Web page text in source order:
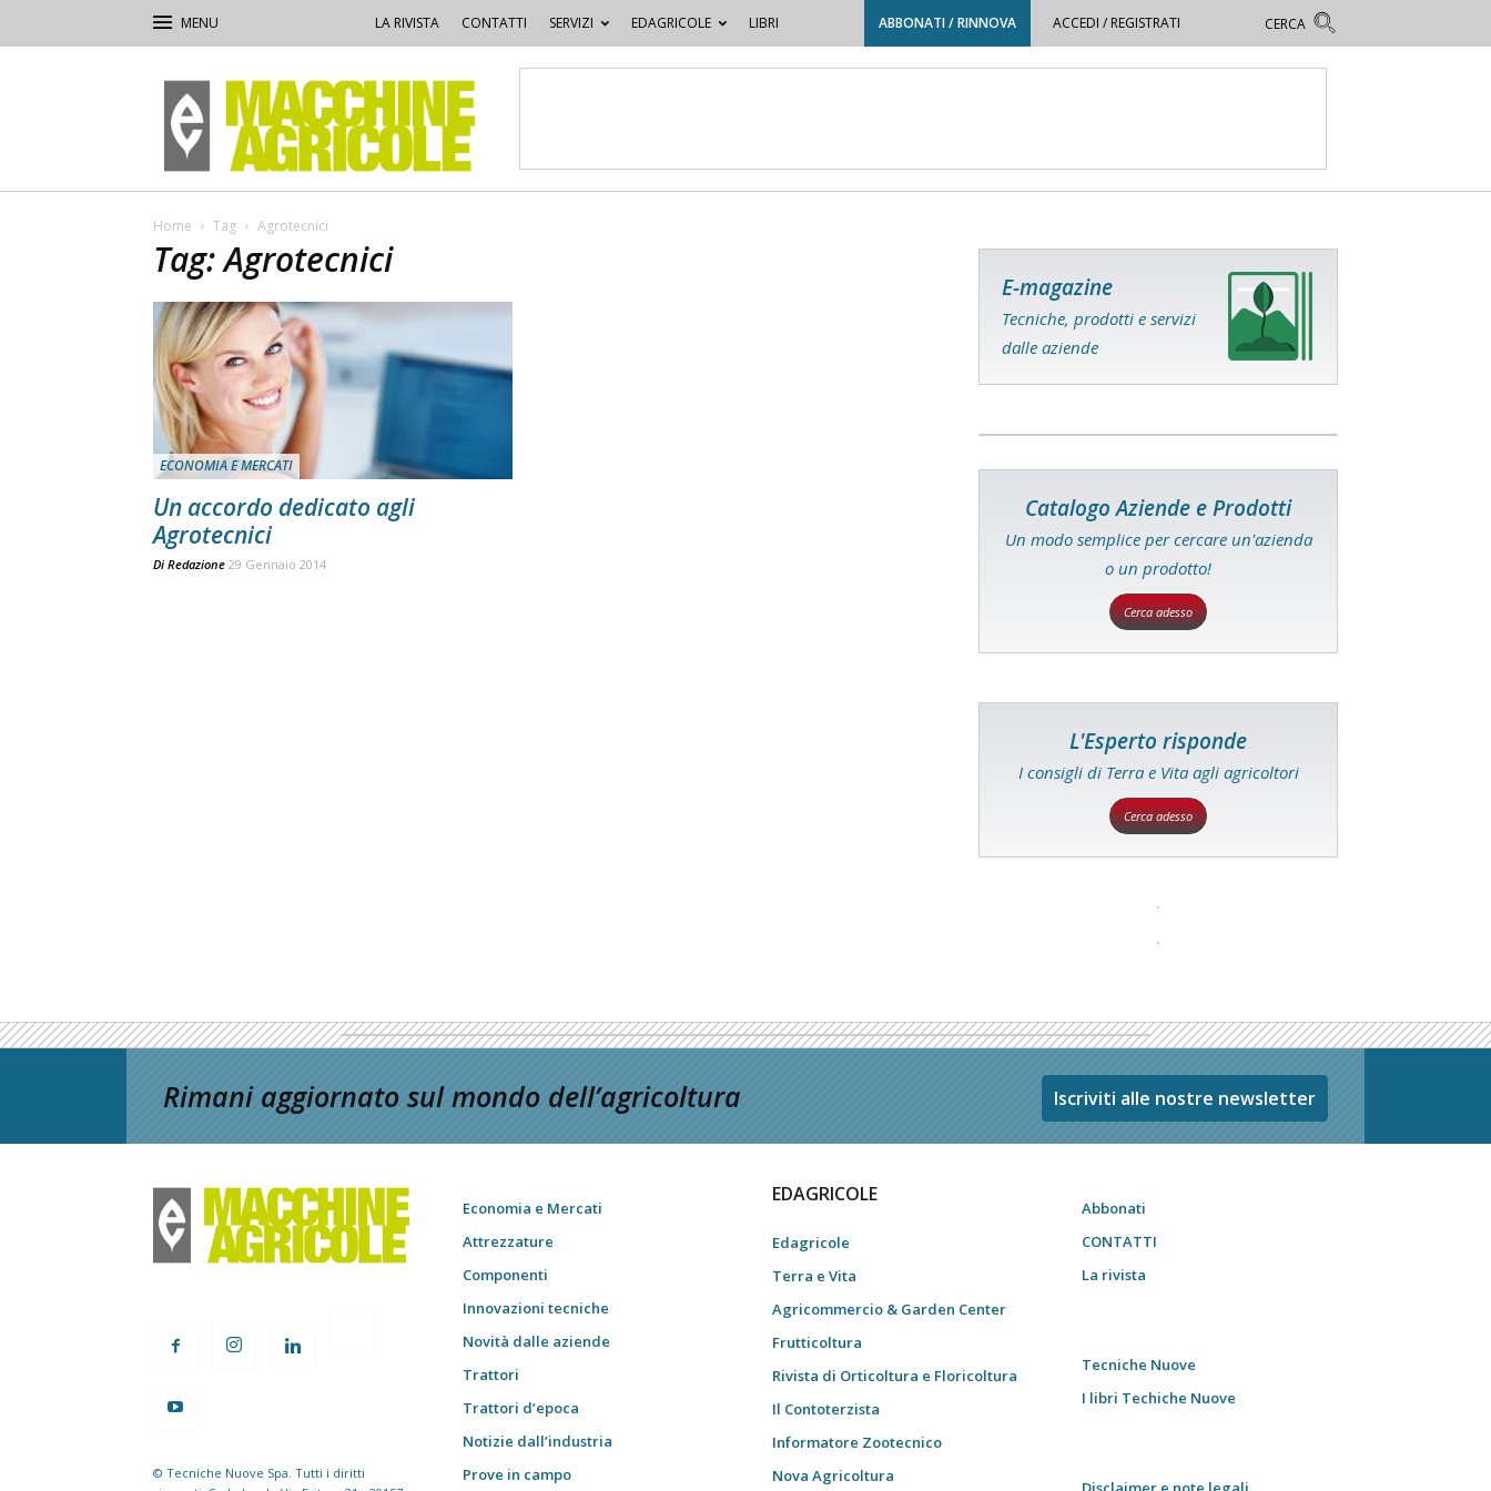
LA RIVISTA CONTATTI SERVIZI EDAGRICOLE LIBRI ABBONATI / RINNOVA ACCEDI / REGISTRATI
Macchine
Agricole
Home Tag Agrotecnici
Tag: Agrotecnici
ECONOMIA E MERCATI
Un accordo dedicato agli
Agrotecnici
Di Redazione 29 Gennaio 2014
E-magazine
Tecniche, prodotti e servizi
dalle aziende
Catalogo Aziende e Prodotti
Un modo semplice per cercare un'azienda
o un prodotto!
Cerca adesso
L'Esperto risponde
I consigli di Terra e Vita agli agricoltori
Cerca adesso
Rimani aggiornato sul mondo dell’agricoltura Iscriviti alle nostre newsletter
© Tecniche Nuove Spa. Tutti i diritti
Economia e Mercati
Attrezzature
Componenti
Innovazioni tecniche
Novità dalle aziende
Trattori
Trattori d’epoca
Notizie dall’industria
Prove in campo
EDAGRICOLE
Edagricole
Terra e Vita
Agricommercio & Garden Center
Frutticoltura
Rivista di Orticoltura e Floricoltura
Il Contoterzista
Informatore Zootecnico
Nova Agricoltura
Abbonati
CONTATTI
La rivista
Tecniche Nuove
I libri Techiche Nuove